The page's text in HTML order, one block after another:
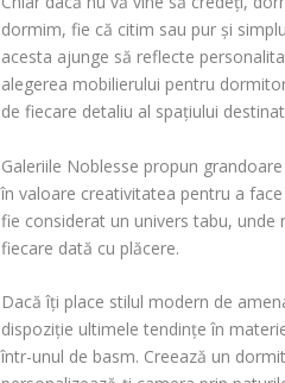
dormim, fie că citim sau pur și
acesta ajunge să reflecte
alegerea mobilierului pentru
de fiecare detaliu al spațiului
Galeriile Noblesse propun
în valoare creativitatea pentru a
fie considerat un univers tabu,
fiecare dată cu plăcere.
Dacă îți place stilul modern de
dispoziție ultimele tendințe în
într-unul de basm. Creează un